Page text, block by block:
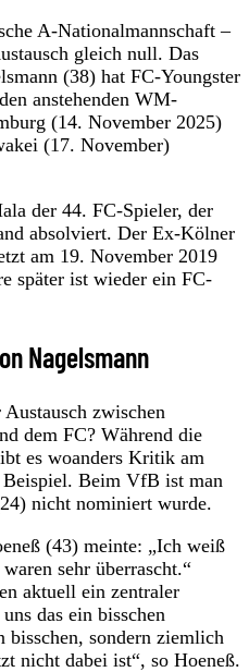
A-Nationalmannschaft –
gleich null. Das
(38) hat FC-Youngster
anstehenden WM-
(14. November 2025)
(17. November)
der 44. FC-Spieler, der
absolviert. Der Ex-Kölner
am 19. November 2019
später ist wieder ein FC-
Nagelsmann
zwischen
dem FC? Während die
es woanders Kritik am
Beim VfB ist man
nicht nominiert wurde.
(43) meinte: „Ich weiß
sehr überrascht.“
aktuell ein zentraler
das ein bisschen
sondern ziemlich
nicht dabei ist“, so Hoeneß.